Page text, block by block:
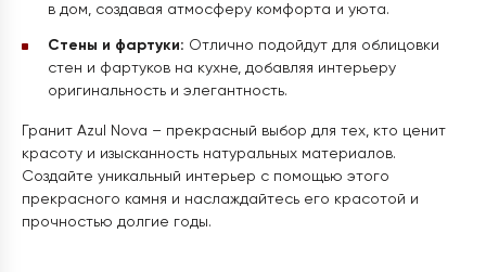
в дом, создавая атмосферу комфорта и уюта.
Стены и фартуки: Отлично подойдут для облицовки
стен и фартуков на кухне, добавляя интерьеру
оригинальность и элегантность.
Гранит Azul Nova – прекрасный выбор для тех, кто ценит
красоту и изысканность натуральных материалов.
Создайте уникальный интерьер с помощью этого
прекрасного камня и наслаждайтесь его красотой и
прочностью долгие годы.